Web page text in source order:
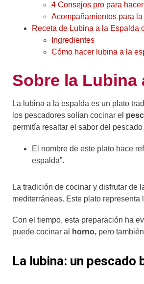
4 Consejos pro para
Acompañamientos para
Receta de Lubina a la Espalda
Ingredientes
Cómo hacer lubina a la
Sobre la Lubina
La lubina a la espalda es un plato
los pescadores solían cocinar el
permitía resaltar el sabor del
El nombre de este plato hace
espalda”.
La tradición de cocinar y disfrutar de
mediterráneas. Este plato
Con el tiempo, esta preparación ha
puede cocinar al
horno, pero también
La lubina: un pescado